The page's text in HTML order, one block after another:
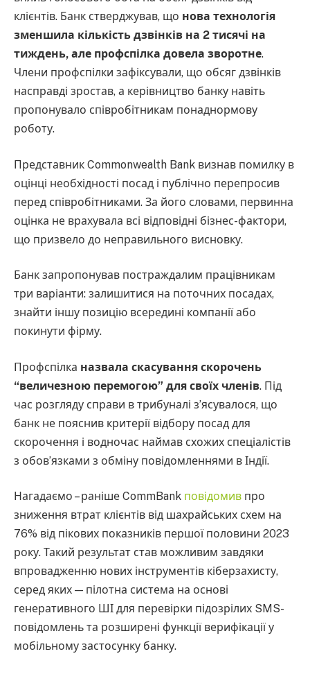
клієнтів. Банк стверджував, що нова технологія
зменшила кількість дзвінків на 2 тисячі на
тиждень, але профспілка довела зворотне.
Члени профспілки зафіксували, що обсяг дзвінків
насправді зростав, а керівництво банку навіть
пропонувало співробітникам понаднормову
роботу.
Представник Commonwealth Bank визнав помилку в
оцінці необхідності посад і публічно перепросив
перед співробітниками. За його словами, первинна
оцінка не врахувала всі відповідні бізнес-фактори,
що призвело до неправильного висновку.
Банк запропонував постраждалим працівникам
три варіанти: залишитися на поточних посадах,
знайти іншу позицію всередині компанії або
покинути фірму.
Профспілка назвала скасування скорочень
“величезною перемогою” для своїх членів. Під
час розгляду справи в трибуналі з’ясувалося, що
банк не пояснив критерії відбору посад для
скорочення і водночас наймав схожих спеціалістів
з обов’язками з обміну повідомленнями в Індії.
Нагадаємо – раніше CommBank повідомив про
зниження втрат клієнтів від шахрайських схем на
76% від пікових показників першої половини 2023
року. Такий результат став можливим завдяки
впровадженню нових інструментів кіберзахисту,
серед яких — пілотна система на основі
генеративного ШІ для перевірки підозрілих SMS-
повідомлень та розширені функції верифікації у
мобільному застосунку банку.